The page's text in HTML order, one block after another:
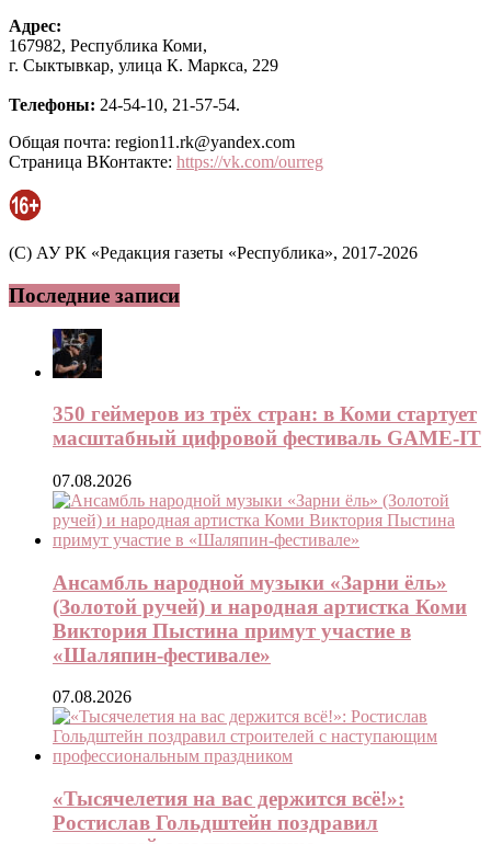
Адрес:
167982, Республика Коми,
г. Сыктывкар, улица К. Маркса, 229
Телефоны: 24-54-10, 21-57-54.
Общая почта: region11.rk@yandex.com
Страница ВКонтакте: https://vk.com/ourreg
(C) АУ РК «Редакция газеты «Республика», 2017-2026
Последние записи
350 геймеров из трёх стран: в Коми стартует
масштабный цифровой фестиваль GAME-IT
07.08.2026
Ансамбль народной музыки «Зарни ёль»
(Золотой ручей) и народная артистка Коми
Виктория Пыстина примут участие в
«Шаляпин-фестивале»
07.08.2026
«Тысячелетия на вас держится всё!»:
Ростислав Гольдштейн поздравил